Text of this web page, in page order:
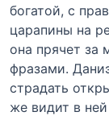
богатой, с
царапины на
она прячет
фразами.
страдать
же видит в